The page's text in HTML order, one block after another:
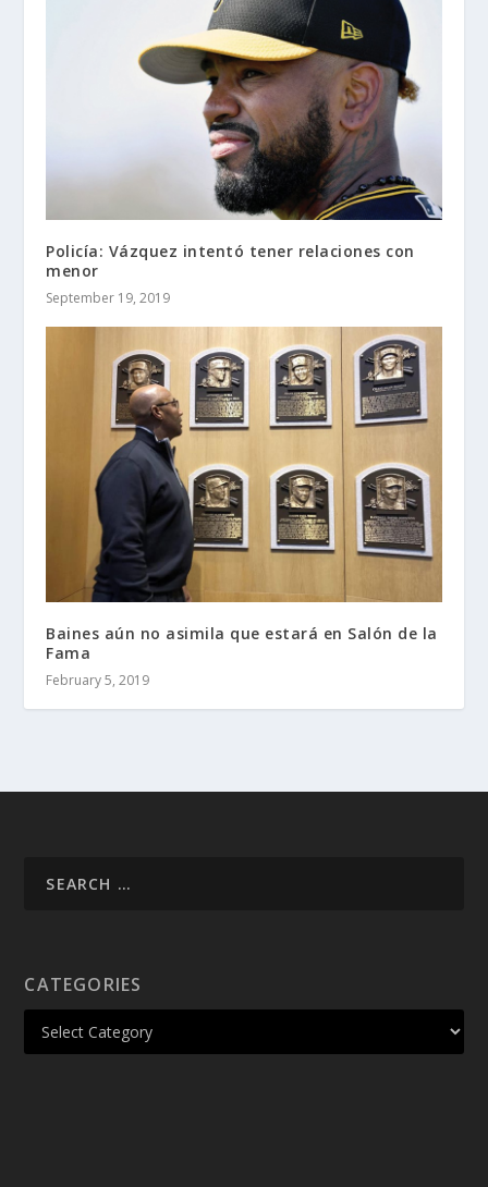
Policía: Vázquez intentó tener relaciones con
menor
September 19, 2019
Baines aún no asimila que estará en Salón de la
Fama
February 5, 2019
CATEGORIES